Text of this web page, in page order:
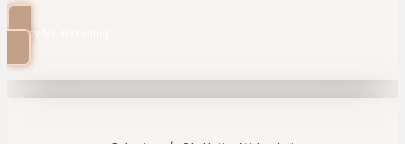
Copy No. Rekening